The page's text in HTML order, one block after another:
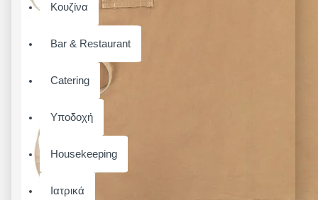
Κουζίνα
Bar & Restaurant
Catering
Υποδοχή
Housekeeping
Ιατρικά